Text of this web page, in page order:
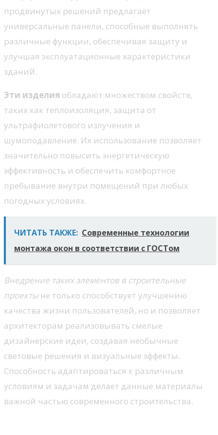
продвинутых решений предлагает
универсальные панели, способные выполнять
различные функции, обеспечивая защиту и
улучшая эксплуатационные характеристики
зданий.
Эти изделия обладают множеством свойств,
таких как теплоизоляция, защита от
ультрафиолетового излучения и
шумоподавление. Их использование позволяет
значительно повысить энергетическую
эффективность и обеспечить комфортное
пребывание внутри помещений при любых
погодных условиях.
ЧИТАТЬ ТАКЖЕ: Современные технологии
монтажа окон в соответствии с ГОСТом
Внедрение таких элементов в строительные
проектыне только способствует улучшению
качества жизни пользователей, но и позволяет
архитекторам реализовывать смелые
дизайнерские идеи, создавая необычные
световые решения и визуальные эффекты.
Способность адаптироваться к различным
условиям и задачам делает данные материалы
важной частью современного строительства.